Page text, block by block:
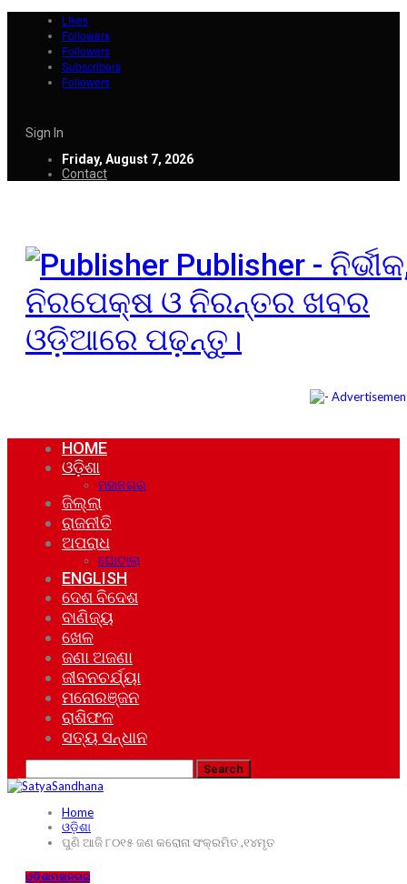
Likes
Followers
Followers
Subscribers
Followers
Sign In
Friday, August 7, 2026
Contact
Publisher -
ନିରପେକ୍ଷ ଓ ନିରନ୍ତର ଖବର
ଓଡ଼ିଆରେ ପଢ଼ନ୍ତୁ।
HOME
ଓଡ଼ିଶା
ମହାନଗର
ଜିଲ୍ଲା
ରାଜନୀତି
ଅପରାଧ
ଘୋଟାଲା
ENGLISH
ଦେଶ ବିଦେଶ
ବାଣିଜ୍ୟ
ଖେଳ
ଜଣା ଅଜଣା
ଜୀବନଚର୍ଯ୍ୟା
ମନୋରଞ୍ଜନ
ରାଶିଫଳ
ସତ୍ୟ ସନ୍ଧାନ
Home
ଓଡ଼ିଶା
ପୁଣି ଆଜି ୮୦୧୫ ଜଣ କରୋନା ସଂକ୍ରମିତ ,୧୪ମୃତ
ଓଡ଼ିଶାମହାନଗର